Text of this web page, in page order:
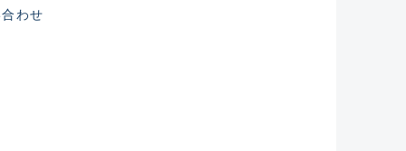
れた未使用
わせ